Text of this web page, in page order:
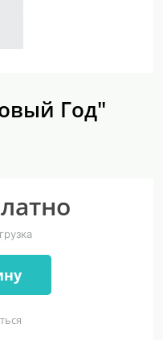
Год"